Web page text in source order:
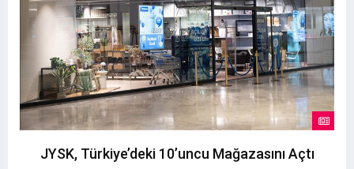
JYSK, Türkiye’deki 10’uncu Mağazasını Açtı